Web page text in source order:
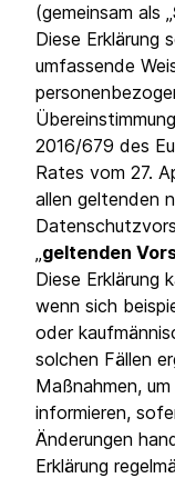
(gemeinsam als „
Diese Erklärung
umfassende
2016/679 des
Rates vom 27.
allen geltenden
„geltenden
Diese Erklärung
wenn sich
oder
solchen Fällen
Maßnahmen,
informieren,
Änderungen
Erklärung